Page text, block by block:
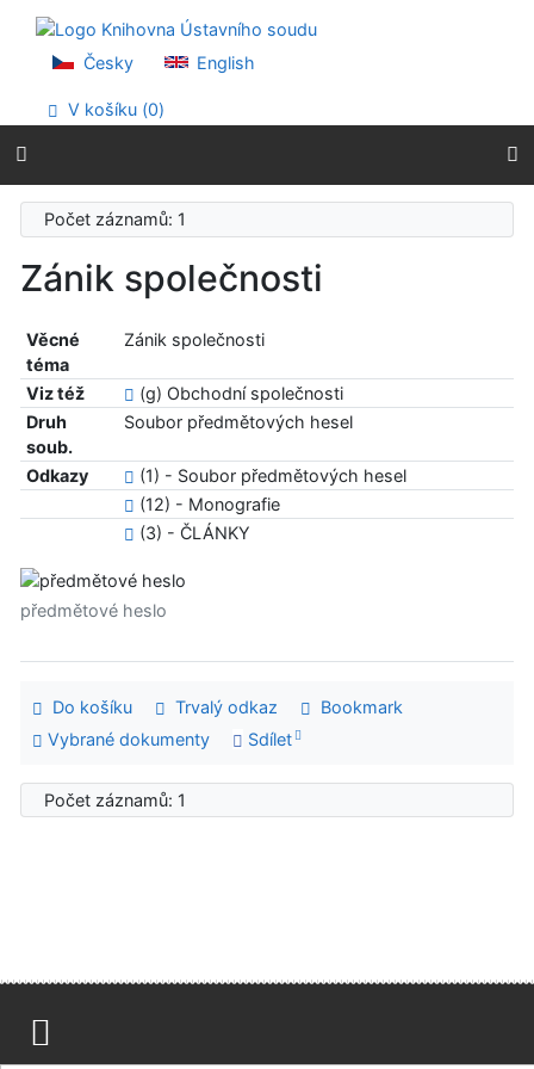
Přejít na menu
Prohlášení o webové přístupnosti
Česky English
V košíku (0)
Počet záznamů: 1
Zánik společnosti
Věcné
téma
Zánik společnosti
Viz též
(g) Obchodní společnosti
Druh
soub.
Soubor předmětových hesel
Odkazy
(1) - Soubor předmětových hesel
(12) - Monografie
(3) - ČLÁNKY
předmětové heslo
Do košíku Trvalý odkaz
Bookmark
Vybrané dokumenty
Sdílet
Počet záznamů: 1